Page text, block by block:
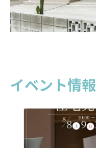
イベント情報